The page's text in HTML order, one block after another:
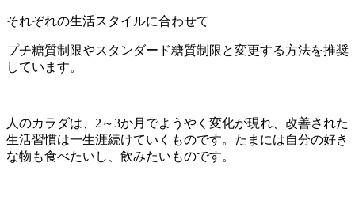
それぞれの生活スタイルに合わせて
プチ糖質制限やスタンダード糖質制限と変更する方法を推奨
しています。
人のカラダは、 2 ～3か月でようやく変化が現れ、改善された
生活習慣は一生涯続けていくものです。たまには自分の好き
な物も食べたいし、飲みたいものです。